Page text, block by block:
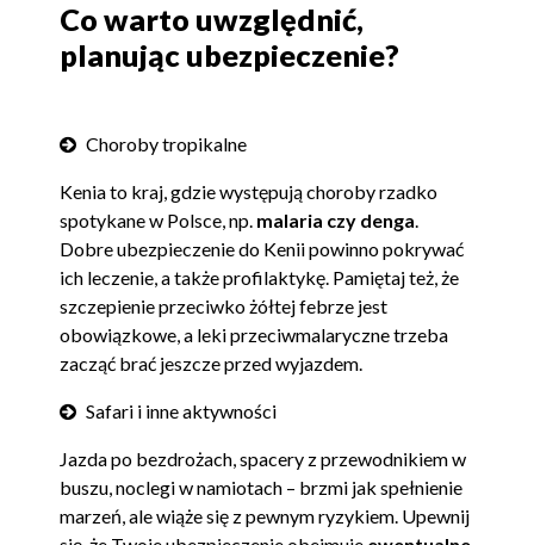
Co warto uwzględnić,
planując ubezpieczenie?
Choroby tropikalne
Kenia to kraj, gdzie występują choroby rzadko
spotykane w Polsce, np. malaria czy denga.
Dobre ubezpieczenie do Kenii powinno pokrywać
ich leczenie, a także profilaktykę. Pamiętaj też, że
szczepienie przeciwko żółtej febrze jest
obowiązkowe, a leki przeciwmalaryczne trzeba
zacząć brać jeszcze przed wyjazdem.
Safari i inne aktywności
Jazda po bezdrożach, spacery z przewodnikiem w
buszu, noclegi w namiotach – brzmi jak spełnienie
marzeń, ale wiąże się z pewnym ryzykiem. Upewnij